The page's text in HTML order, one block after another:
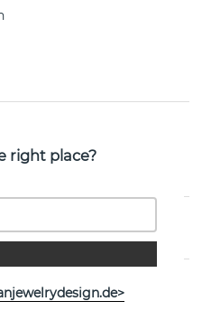
Sterlingsilber von der
right place?